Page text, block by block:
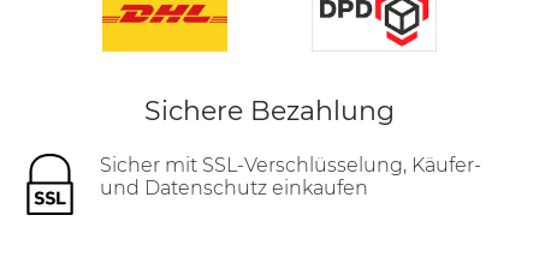
Sichere Bezahlung
Sicher mit SSL-Verschlüsselung, Käufer-
und Datenschutz einkaufen